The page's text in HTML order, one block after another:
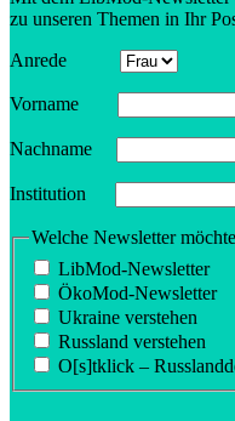
zu unseren Themen in Ihr
Anrede
Vorname
Nachname
Insti­tution
Welche Newsletter
LibMod-Newsletter
ÖkoMod-Newsletter
Ukraine verstehen
Russland verstehen
O[s]tklick –